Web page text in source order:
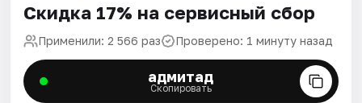
Скидка 17% на сервисный сбор
Применили: 2 566 раз Проверено: 1 минуту назад
адмитад
Скопировать